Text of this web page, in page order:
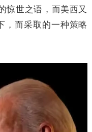
惊世之语，而美西又
，而采取的一种策略